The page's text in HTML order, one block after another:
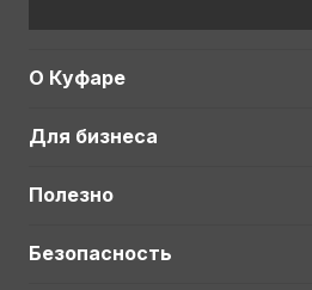
О Куфаре
Для бизнеса
Полезно
Безопасность